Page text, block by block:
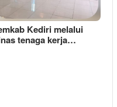
Kediri melalui
tenaga kerja…